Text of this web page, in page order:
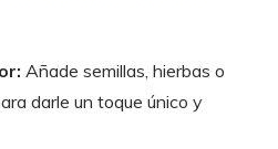
Añade semillas, hierbas o
darle un toque único y